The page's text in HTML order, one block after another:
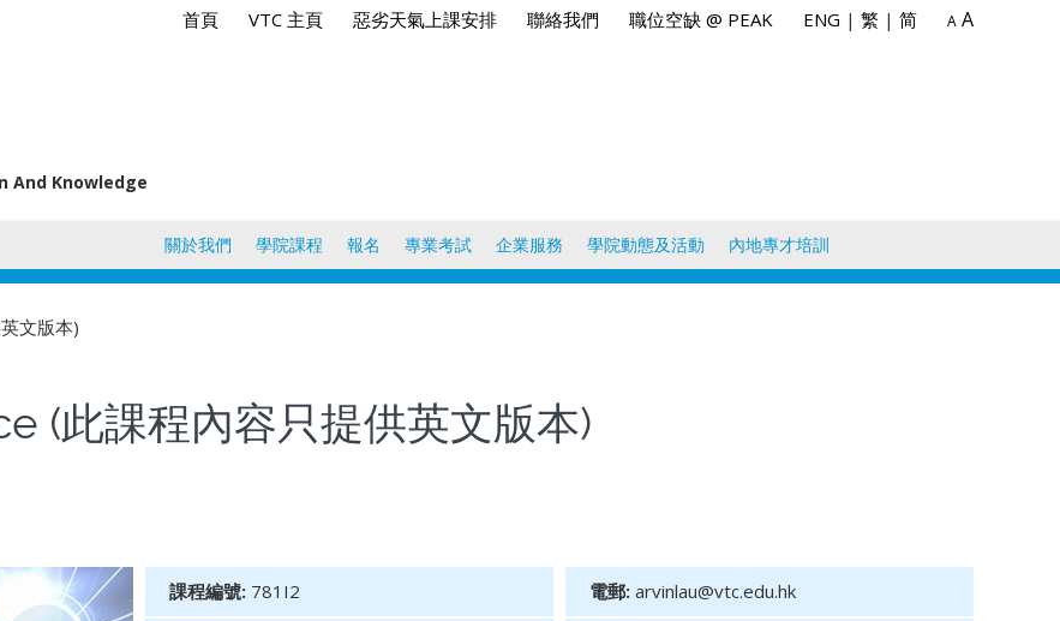
首頁 VTC 主頁 惡劣天氣上課安排 聯絡我們 職位空缺 @ PEAK ENG | 繁 | 简 A A
And Knowledge
關於我們 學院課程 報名 專業考試 企業服務 學院動態及活動 內地專才培訓
文版本)
(此課程內容只提供英文版本)
課程編號: 781I2 電郵: arvinlau@vtc.edu.hk